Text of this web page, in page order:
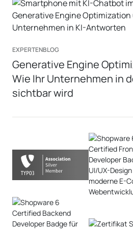
EXPERTENBLOG
Generative Engine
Wie Ihr Unternehmen in
sichtbar wird